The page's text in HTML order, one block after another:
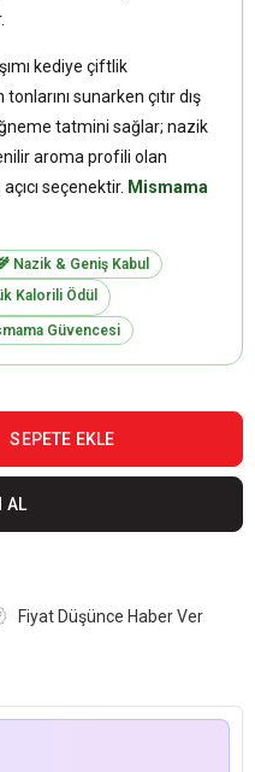
kediye çiftlik
sunarken çıtır dış
tatmini sağlar; nazik
aroma profili olan
seçenektir. Mismama
Nazik & Geniş Kabul
Kalorili Ödül
Güvencesi
Fiyat Düşünce Haber Ver